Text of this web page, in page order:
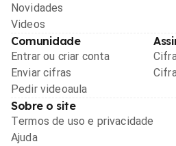
Novidades
Videos
Comunidade
Entrar ou criar conta
Enviar cifras
Pedir videoaula
Sobre o site
Termos de uso e privacidade
Ajuda